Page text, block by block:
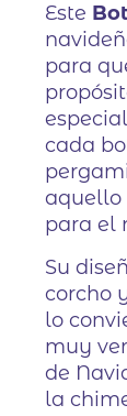
Este
para
cada
aquello
para el
Su
corcho
lo
muy
de
la